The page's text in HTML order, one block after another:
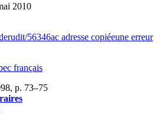
2010
56346ac adresse copiéeune erreur
français
, p. 73–75